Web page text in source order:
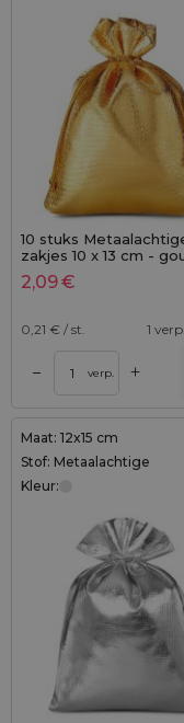
10 stuks
zakjes 10 x 13 cm -
metallic
2,09€
0,21 € / st. 1
– verp. +
Maat: 12x15 cm
Stof: Metaalachtige
Kleur: